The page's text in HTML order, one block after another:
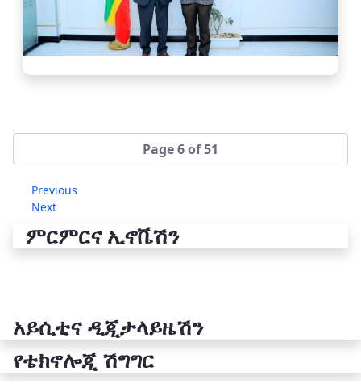
Page 6 of 51
Previous
Next
ምርምርና ኢኖቬሽን
አይሲቲና ዲጂታላይዜሽን
የቴክኖሎጂ ሽግግር